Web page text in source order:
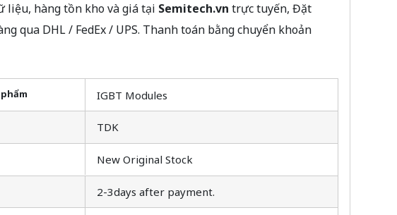
liệu, hàng tồn kho và giá tại Semitech.vn trực tuyến, Đặt
qua DHL / FedEx / UPS. Thanh toán bằng chuyển khoản
IGBT Modules
TDK
New Original Stock
2-3days after payment.